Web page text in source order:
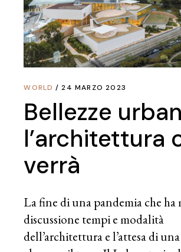
WORLD 24 MARZO 2023
Bellezze
l’architettura
verrà
La fine di una pandemia che ha
discussione tempi e modalità
dell’architettura e l’attesa di